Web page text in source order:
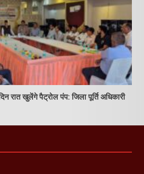
रात खुलेंगे पैट्रोल पंप: जिला पूर्ति अधिकारी